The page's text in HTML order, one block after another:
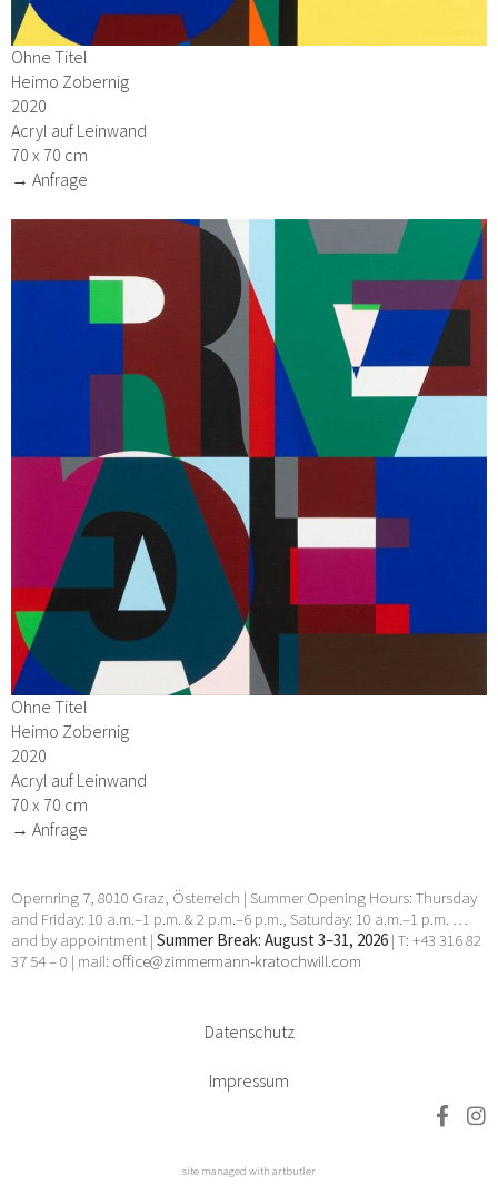
Ohne Titel
Heimo Zobernig
2020
Acryl auf Leinwand
70 x 70 cm
→ Anfrage
Ohne Titel
Heimo Zobernig
2020
Acryl auf Leinwand
70 x 70 cm
→ Anfrage
Opernring 7, 8010 Graz, Österreich | Summer Opening Hours: Thursday
and Friday: 10 a.m.–1 p.m. & 2 p.m.–6 p.m., Saturday: 10 a.m.–1 p.m. …
and by appointment | Summer Break: August 3–31, 2026 | T: +43 316 82
37 54 – 0 | mail: office@zimmermann-kratochwill.com
Datenschutz
Impressum
site managed with artbutler